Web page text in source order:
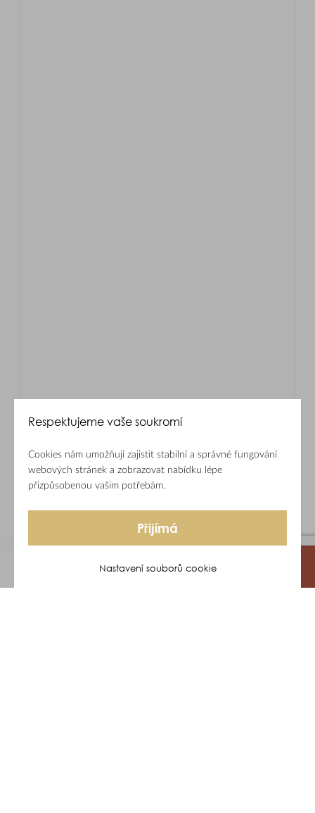
Respektujeme vaše soukromí
Cookies nám umožňují zajistit stabilní a správné fungování
webových stránek a zobrazovat nabídku lépe
přizpůsobenou vašim potřebám.
Přijímá
Nastavení souborů cookie